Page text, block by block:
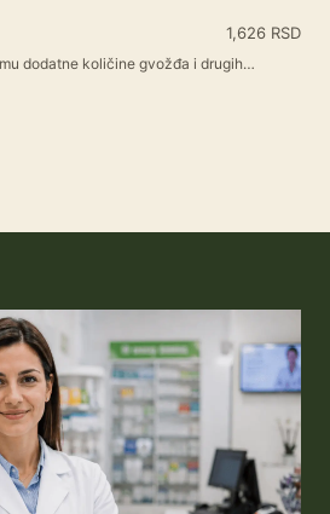
1,626 RSD
dodatne količine gvožđa i drugih…